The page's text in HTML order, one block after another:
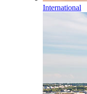
International